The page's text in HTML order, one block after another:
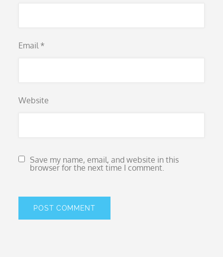
Email *
Website
Save my name, email, and website in this
browser for the next time I comment.